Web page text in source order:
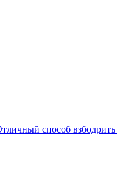
способ взбодрить